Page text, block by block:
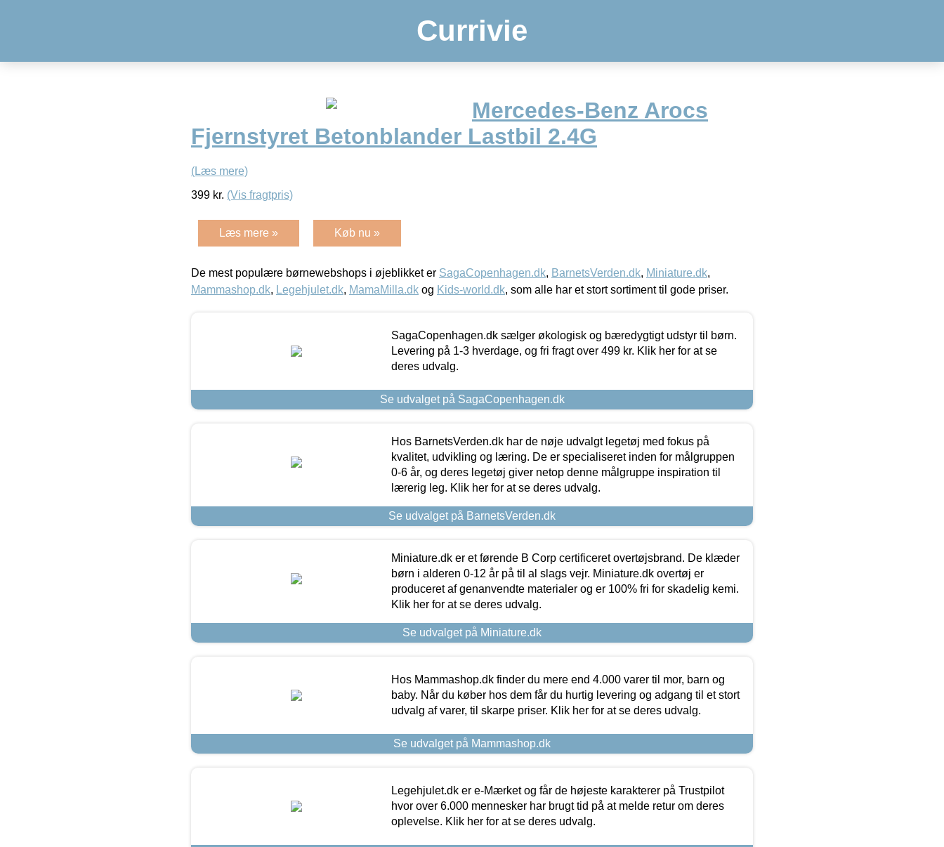
Currivie
Mercedes-Benz Arocs
Fjernstyret Betonblander Lastbil 2.4G
(Læs mere)
399 kr. (Vis fragtpris)
Læs mere » Køb nu »
De mest populære børnewebshops i øjeblikket er SagaCopenhagen.dk, BarnetsVerden.dk, Miniature.dk,
Mammashop.dk, Legehjulet.dk, MamaMilla.dk og Kids-world.dk, som alle har et stort sortiment til gode priser.
SagaCopenhagen.dk sælger økologisk og bæredygtigt udstyr til børn.
Levering på 1-3 hverdage, og fri fragt over 499 kr. Klik her for at se
deres udvalg.
Se udvalget på SagaCopenhagen.dk
Hos BarnetsVerden.dk har de nøje udvalgt legetøj med fokus på
kvalitet, udvikling og læring. De er specialiseret inden for målgruppen
0-6 år, og deres legetøj giver netop denne målgruppe inspiration til
lærerig leg. Klik her for at se deres udvalg.
Se udvalget på BarnetsVerden.dk
Miniature.dk er et førende B Corp certificeret overtøjsbrand. De klæder
børn i alderen 0-12 år på til al slags vejr. Miniature.dk overtøj er
produceret af genanvendte materialer og er 100% fri for skadelig kemi.
Klik her for at se deres udvalg.
Se udvalget på Miniature.dk
Hos Mammashop.dk finder du mere end 4.000 varer til mor, barn og
baby. Når du køber hos dem får du hurtig levering og adgang til et stort
udvalg af varer, til skarpe priser. Klik her for at se deres udvalg.
Se udvalget på Mammashop.dk
Legehjulet.dk er e-Mærket og får de højeste karakterer på Trustpilot
hvor over 6.000 mennesker har brugt tid på at melde retur om deres
oplevelse. Klik her for at se deres udvalg.